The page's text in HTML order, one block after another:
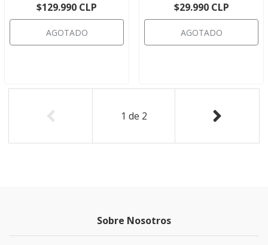
$129.990 CLP
AGOTADO
$29.990 CLP
AGOTADO
1 de 2
Sobre Nosotros